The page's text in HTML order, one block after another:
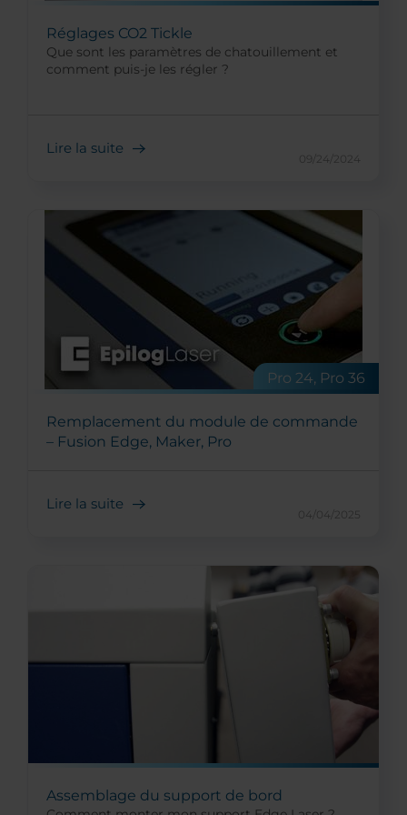
Réglages CO2 Tickle
Que sont les paramètres de chatouillement et
comment puis-je les régler ?
Lire la suite
09/24/2024
Pro 24, Pro 36
Remplacement du module de commande
– Fusion Edge, Maker, Pro
Lire la suite
04/04/2025
Assemblage du support de bord